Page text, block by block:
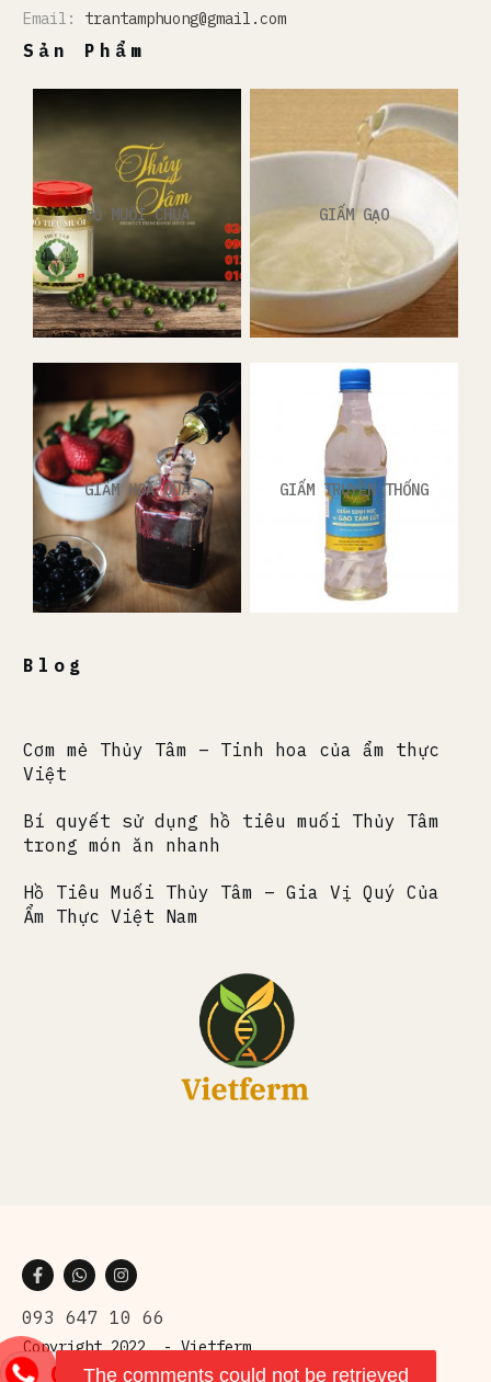
093 647 10
Email: trantamphuong@gmail.com
Sản Phẩm
ĐỒ MUỐI CHUA GIẤM GẠO
GIẤM HOA QUẢ GIẤM TRUYỀN THỐNG
Blog
Cơm mẻ Thủy Tâm – Tinh hoa của ẩm thực
Việt
Bí quyết sử dụng hồ tiêu muối Thủy Tâm
trong món ăn nhanh
Hồ Tiêu Muối Thủy Tâm – Gia Vị Quý Của
Ẩm Thực Việt Nam
093 647 10 66
Copyright 2022 -Vietferm
The comments could not be retrieved